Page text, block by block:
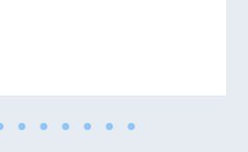
offerte dal Governo Italiano a studenti